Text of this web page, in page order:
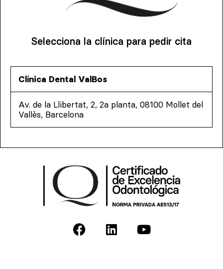
Selecciona la clínica para pedir cita
Clínica Dental ValBos
Av. de la Llibertat, 2, 2a planta, 08100 Mollet del
Vallès, Barcelona